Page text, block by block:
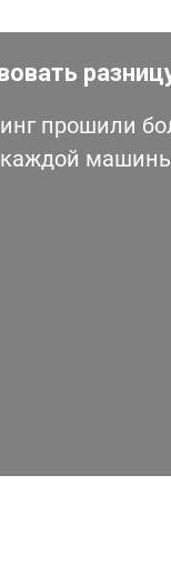
прошили
каждой